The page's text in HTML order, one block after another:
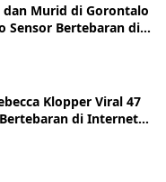
Murid di Gorontalo
Sensor Bertebaran di
Klopper Viral 47
di Internet,